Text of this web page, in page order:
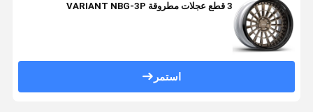
3 قطع عجلات مطروقة VARIANT NBG-3P
استمر